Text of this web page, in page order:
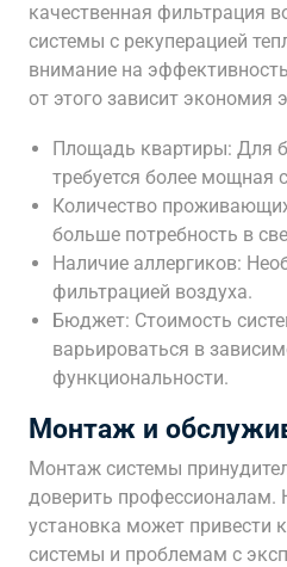
качественная фильтрация
системы с рекуперацией
внимание на
от этого зависит экономия
Площадь квартиры: Для
требуется более мощная
Количество
больше потребность в
Наличие аллергиков:
фильтрацией воздуха.
Бюджет: Стоимость
варьироваться в
функциональности.
Монтаж и
Монтаж системы
доверить профессионалам.
установка может привести
системы и проблемам с